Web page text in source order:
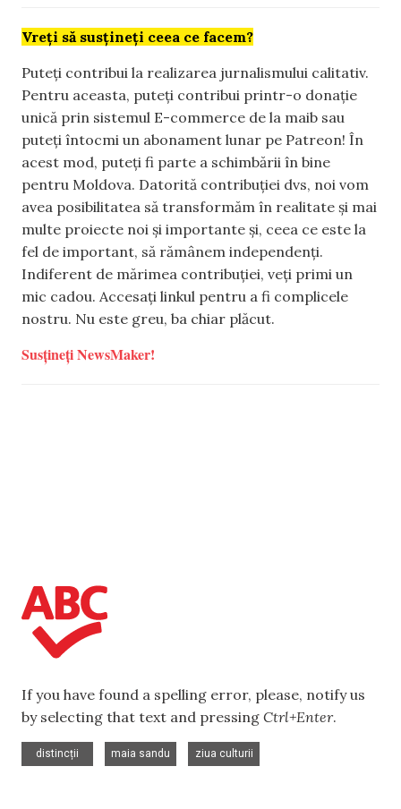
Vreți să susțineți ceea ce facem?
Puteți contribui la realizarea jurnalismului calitativ.
Pentru aceasta, puteți contribui printr-o donație
unică prin sistemul E-commerce de la maib sau
puteți întocmi un abonament lunar pe Patreon! În
acest mod, puteți fi parte a schimbării în bine
pentru Moldova. Datorită contribuției dvs, noi vom
avea posibilitatea să transformăm în realitate și mai
multe proiecte noi și importante și, ceea ce este la
fel de important, să rămânem independenți.
Indiferent de mărimea contribuției, veți primi un
mic cadou. Accesați linkul pentru a fi complicele
nostru. Nu este greu, ba chiar plăcut.
Susțineți NewsMaker!
If you have found a spelling error, please, notify us
by selecting that text and pressing Ctrl+Enter.
distincții
maia sandu
ziua culturii